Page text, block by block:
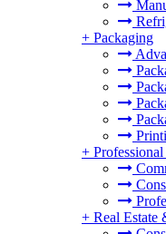
+ Packaging
+
+ Real Estate